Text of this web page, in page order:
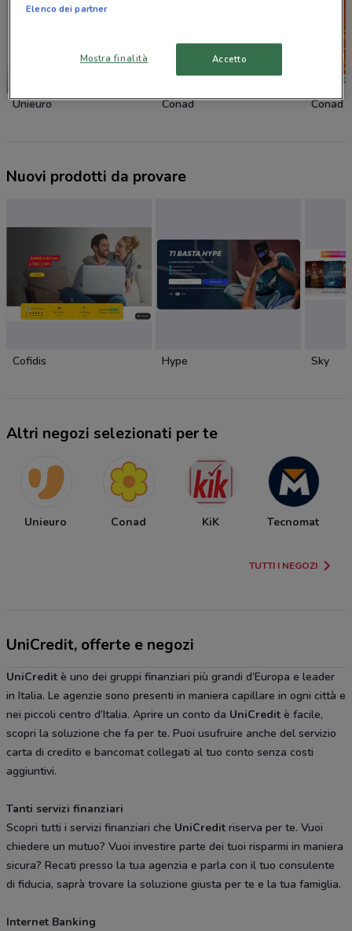
Unieuro
-2 GIORNI
Conad Conad
Nuovi prodotti da provare
Cofidis Hype Sky
Altri negozi selezionati per te
Unieuro Conad KiK Tecnomat
TUTTI I NEGOZI
UniCredit, offerte e negozi
UniCredit è uno dei gruppi finanziari più grandi d’Europa e leader
in Italia. Le agenzie sono presenti in maniera capillare in ogni città e
nei piccoli centro d’Italia. Aprire un conto da UniCredit è facile,
scopri la soluzione che fa per te. Puoi usufruire anche del servizio
carta di credito e bancomat collegati al tuo conto senza costi
aggiuntivi.
Tanti servizi finanziari
Scopri tutti i servizi finanziari che UniCredit riserva per te. Vuoi
chiedere un mutuo? Vuoi investire parte dei tuoi risparmi in maniera
sicura? Recati presso la tua agenzia e parla con il tuo consulente
di fiducia, saprà trovare la soluzione giusta per te e la tua famiglia.
Internet Banking
Elenco dei partner
Mostra finalità Accetto